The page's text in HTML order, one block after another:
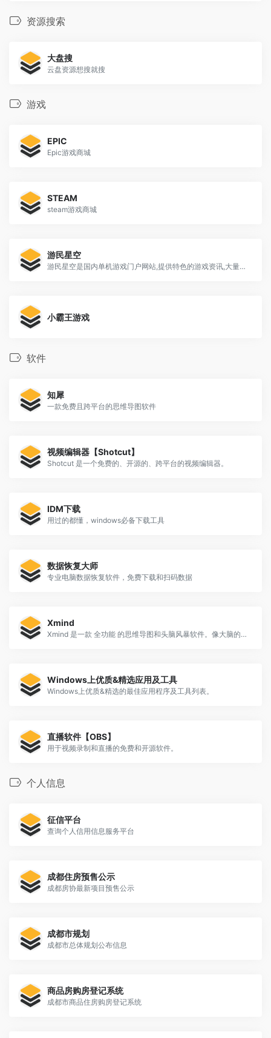
资源搜索
大盘搜
云盘资源想搜就搜
游戏
EPIC
Epic游戏商城
STEAM
steam游戏商城
游民星空
游民星空是国内单机游戏门户网站,提供特色的游戏资讯,大量游戏攻略,经验,评测文章,以及热门游戏资料专题
小霸王游戏
软件
知犀
一款免费且跨平台的思维导图软件
视频编辑器【Shotcut】
Shotcut 是一个免费的、开源的、跨平台的视频编辑器。
IDM下载
用过的都懂，windows必备下载工具
数据恢复大师
专业电脑数据恢复软件，免费下载和扫码数据
Xmind
Xmind 是一款 全功能 的思维导图和头脑风暴软件。像大脑的瑞士军刀一般，助你理清思路，捕捉创意。
Windows上优质&精选应用及工具
Windows上优质&精选的最佳应用程序及工具列表。
直播软件【OBS】
用于视频录制和直播的免费和开源软件。
个人信息
征信平台
查询个人信用信息服务平台
成都住房预售公示
成都房协最新项目预售公示
成都市规划
成都市总体规划公布信息
商品房购房登记系统
成都市商品住房购房登记系统